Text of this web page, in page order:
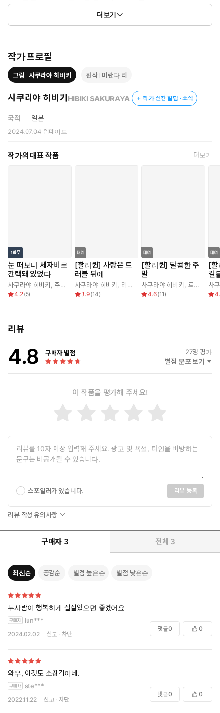
서로 거리를 두려는 제이크와 애비였지만, 예상치 못한 운명이 찾아
더보기
작가 프로필
그림 사쿠라야 히비키 원작 미란다 리
사쿠라야 히비키 HIBIKI SAKURAYA 작가 신간 알림 · 소식
국적 일본
2024.07.04업데이트
작가의 대표 작품 더보기
눈 떠보니 세자비로
간택돼 있었다
사쿠라야 히비키 주주 린 그레이엄
4.2(5)
[할리퀸] 사랑은 트
러블 뒤에
사쿠라야 히비키 리즈 필딩
3.9(14)
[할리퀸] 달콤한 주
말
사쿠라야 히비키 로라 라이트
4.6(11 )
[할
길
사
리뷰
4.8 구매자 별점 27명 평가
별점 분포 보기
이 작품을 평가해 주세요!
스포일러가 있습니다. 리뷰 등록
리뷰 작성 유의사항
구매자 3 전체 3
최신순 공감순 별점 높은순 별점 낮은순
두사람이 행복하게 잘살았으면 좋겠어요
lun***
2024.02.02 신고 차단
댓글0 0
와우, 이것도 소장각이네.
ste***
2022.11.22 신고 차단
댓글0 0